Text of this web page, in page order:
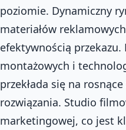
poziomie. Dynamiczny
materiałów
efektywnością
montażowych i
przekłada się na
rozwiązania. Studio
marketingowej, co jest